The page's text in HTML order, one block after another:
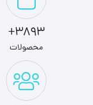
3893+
محصولات